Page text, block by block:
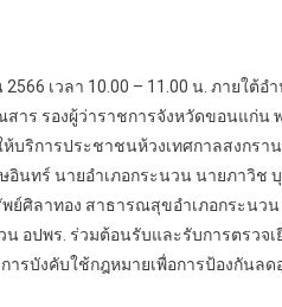
2566 เวลา 10.00 – 11.00 น. ภายใ
าร รองผู้ว่าราชการจังหวัดขอนแก่น
ห้บริการประชาชนห้วงเทศกาลสงกร
อินทร์ นายอำเภอกระนวน นายภาวิ
ย์ศิลาทอง สาธารณสุขอำเภอกระนว
น อปพร. ร่วมต้อนรับและรับการตรวจ
ารบังคับใช้กฎหมายเพื่อการป้องกันล